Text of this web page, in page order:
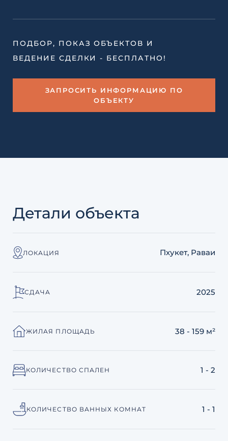
ПОДБОР, ПОКАЗ ОБЪЕКТОВ И
ВЕДЕНИЕ СДЕЛКИ - БЕСПЛАТНО!
ЗАПРОСИТЬ ИНФОРМАЦИЮ ПО
ОБЪЕКТУ
Детали объекта
ЛОКАЦИЯ Пхукет, Раваи
СДАЧА 2025
ЖИЛАЯ ПЛОЩАДЬ 38 - 159 м²
КОЛИЧЕСТВО СПАЛЕН 1 - 2
КОЛИЧЕСТВО ВАННЫХ КОМНАТ 1 - 1